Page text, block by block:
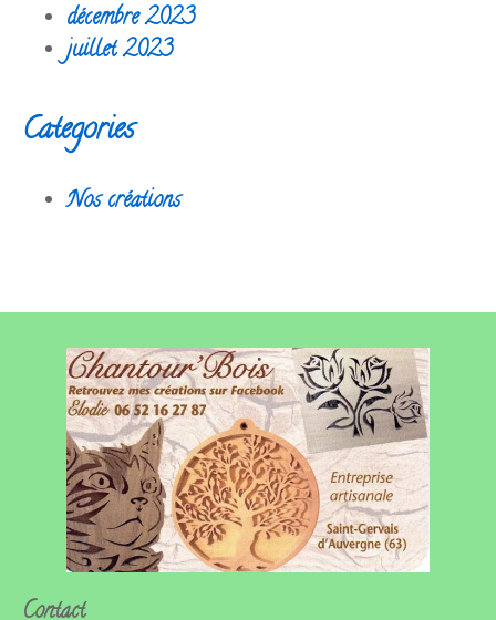
décembre 2023
juillet 2023
Categories
Nos créations
Contact